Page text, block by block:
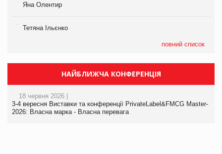
Яна Олентир
Тетяна Ільєнко
повний список
НАЙБЛИЖЧА КОНФЕРЕНЦІЯ
18 червня 2026 |
3-4 вересня Виставки та конференції PrivateLabel&FMCG Master-
2026: Власна марка - Власна перевага